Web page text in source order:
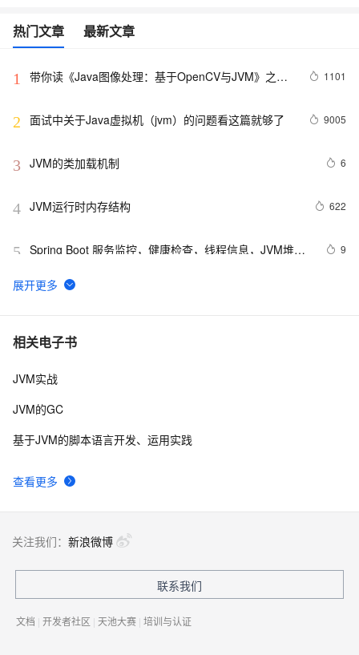
热门文章 最新文章
1
带你读《Java图像处理：基于OpenCV与JVM》之
1101
2 面试中关于Java虚拟机（jvm）的问题看这篇就够了 9005
3 JVM的类加载机制 6
4 JVM运行时内存结构 622
5 Spring Boot 服务监控，健康检查，线程信息，JVM堆信
9
6
JVM 内存分析神器 MAT: Shallow Heap Vs Retained
7 Arthas vmtool（从 jvm 里查询对象，执行 forceGc）
8 JVM语言生态发展简史
相关电子书
查看更多
JVM实战
JVM的GC
基于JVM的脚本语言开发、运用实践
关注我们： 新浪微博
联系我们
文档 | 开发者社区 | 天池大赛 | 培训与认证